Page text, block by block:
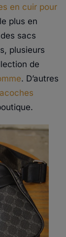
en cuir pour
plus en
sacs
plusieurs
de
. D’autres